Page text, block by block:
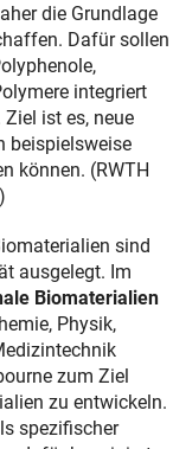
die Grundlage
Dafür sollen
integriert
ist es, neue
beispielsweise
können. (RWTH
sind
ausgelegt. Im
Biomaterialien
Physik,
zum Ziel
zu entwickeln.
spezifischer